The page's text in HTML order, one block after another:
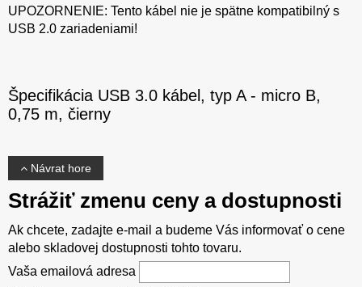
UPOZORNENIE: Tento kábel nie je spätne kompatibilný s
USB 2.0 zariadeniami!
Špecifikácia USB 3.0 kábel, typ A - micro B,
0,75 m, čierny
Návrat hore
Strážiť zmenu ceny a dostupnosti
Ak chcete, zadajte e-mail a budeme Vás informovať o cene
alebo skladovej dostupnosti tohto tovaru.
Vaša emailová adresa